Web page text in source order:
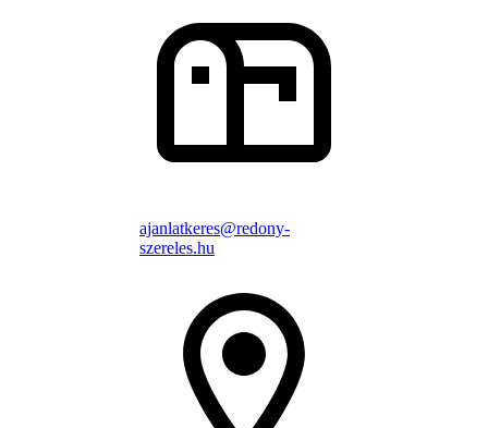
ajanlatkeres@redony-
szereles.hu